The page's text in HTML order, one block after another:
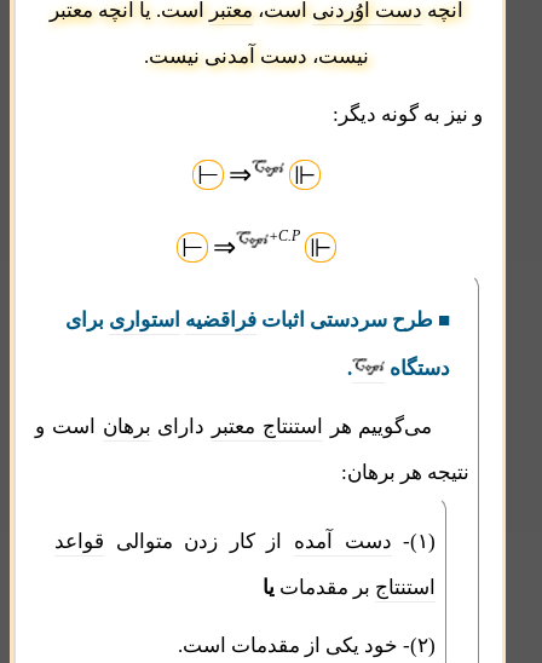
آنچهدست آوُردنیاست،معتبر است. یا آنچه معتبر
نیست، دست آمدنی نیست.
و نیز به گونه دیگر:
⊢ ⇒ ⊩
⊢ ⇒ +C.P ⊩
■ طرح سردستی اثباتفراقضیه استواری برای
دستگاه
.
می‌گوییم هر استنتاج معتبر دارای برهان است و
نتیجه هر برهان:
(۱)- دست آمده از کار زدن متوالی قواعد
استنتاج بر مقدمات یا
(۲)- خود یکی از مقدمات است.